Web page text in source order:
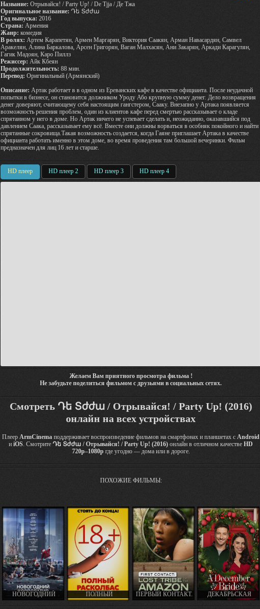
Название: Отрывайся! / Party Up! / De Tjja / Де Тжа
Оригинальное название: Դե Տժժա
Год выпуска: 2016
Страна: Армения
Жанр: комедия
В ролях: Артем Карапетян, Армен Маргарян, Виктория Саакян, Арман Навасардян, Самвел
Аракелян, Алина Баркалова, Арсен Григорян, Ваган Малхасян, Ани Закарян, Аркади Карагулян,
Гагик Мадоян, Каро Пиллз
Режиссер: Айк Кбеян
Продолжительность: 88 мин.
Перевод: Оригинальный (Армянский)
Описание: Артак работает в в одном из Ереванских кафе в качестве официанта. После неудачной
попытки в бизнесе, он становится должником Уроду Або крупную сумму денег. Дело возвращения
денег доверяют, считающему себя настоящим гангстером, Сааку. Внезапно у Артака появляется
возможность решения проблем, один из клиентов кафе перед смертью рассказывает о кладе
спрятанном у него в доме. Но Артак ничего не успевает сделать и, неожиданно, оказавшийся под
давлением Саака, рассказывает ему всё. Вместе они должны ворваться в особняк покойного и найти
спрятанные сокровища.Такая возможность создается, когда Гаяне приглашает Артака в качестве
официанта работать именно в этом доме, во время проведения там большой вечеринки. Фильм
предназначен для лиц 16 лет и старше.
HD плеер HD плеер 2 HD плеер 3 HD плеер 4
Желаем Вам приятного просмотра фильма !
Не забудьте поделиться фильмом с друзьями в социальных сетях.
Смотреть Դե Տժժա / Отрывайся! / Party Up! (2016)
онлайн на всех устройствах
Плеер ArmCinema поддерживает воспроизведение фильмов на смартфонах и планшетах с Android
и iOS. Смотрите Դե Տժժա / Отрывайся! / Party Up! (2016) онлайн в отличном качестве HD
720p–1080pгде угодно — дома или в дороге.
ПОХОЖИЕ ФИЛЬМЫ:
НОВОГОДНИЙ
КОРПОРАТИВ /
ПОЛНЫЙ
РАСКОЛБАС /
ПЕРВЫЙ КОНТАКТ.
ЗАТЕРЯННОЕ ПЛЕМЯ
ДЕКАБРЬСКАЯ
НЕВЕСТА / A